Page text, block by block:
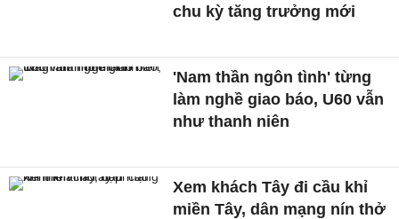
chu kỳ tăng trưởng mới
'Nam thần ngôn tình' từng
làm nghề giao báo, U60 vẫn
như thanh niên
Xem khách Tây đi cầu khỉ
miền Tây, dân mạng nín thở